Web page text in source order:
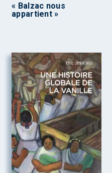
« Balzac nous
appartient »